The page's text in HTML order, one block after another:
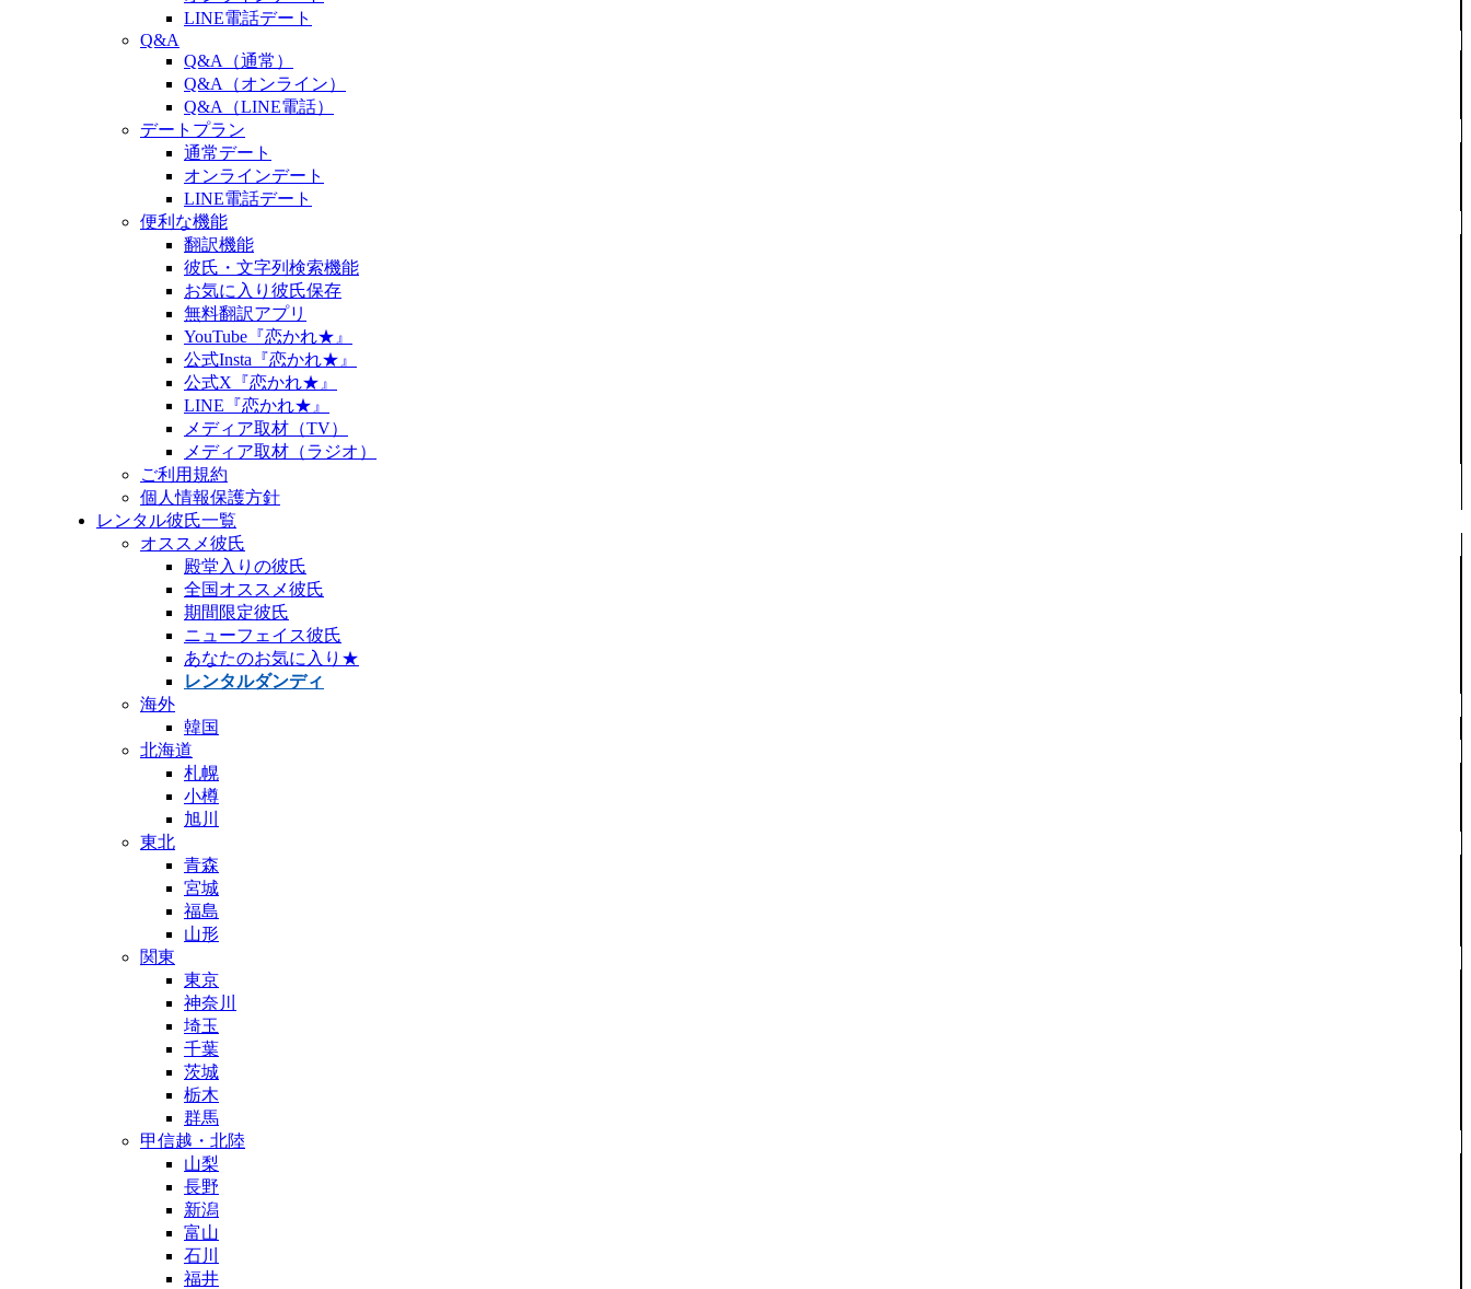
LINE電話デート
Q&A
Q&A（通常）
Q&A（オンライン）
Q&A（LINE電話）
デートプラン
通常デート
オンラインデート
LINE電話デート
便利な機能
翻訳機能
彼氏・文字列検索機能
お気に入り彼氏保存
無料翻訳アプリ
YouTube『恋かれ★』
公式Insta『恋かれ★』
公式X『恋かれ★』
LINE『恋かれ★』
メディア取材（TV）
メディア取材（ラジオ）
ご利用規約
個人情報保護方針
レンタル彼氏一覧
オススメ彼氏
殿堂入りの彼氏
全国オススメ彼氏
期間限定彼氏
ニューフェイス彼氏
あなたのお気に入り★
レンタルダンディ
海外
韓国
北海道
札幌
小樽
旭川
東北
青森
宮城
福島
山形
関東
東京
神奈川
埼玉
千葉
茨城
栃木
群馬
甲信越・北陸
山梨
長野
新潟
富山
石川
福井